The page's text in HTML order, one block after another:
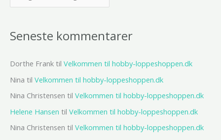
Seneste kommentarer
Dorthe Frank til Velkommen til hobby-loppeshoppen.dk
Nina til Velkommen til hobby-loppeshoppen.dk
Nina Christensen til Velkommen til hobby-loppeshoppen.dk
Helene Hansen til Velkommen til hobby-loppeshoppen.dk
Nina Christensen til Velkommen til hobby-loppeshoppen.dk